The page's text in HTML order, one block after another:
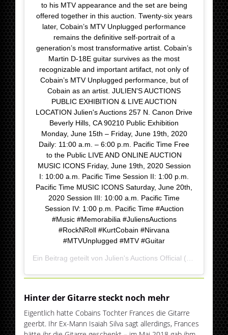
to his MTV appearance and the set are being
offered together in this auction. Twenty-six years
later, Cobain’s MTV Unplugged performance
remains the definitive self-portrait of a
generation’s most transformative artist. Cobain’s
Martin D-18E guitar survives as the most
recognizable and important artifact, not only of
Cobain’s MTV Unplugged performance, but of
Cobain as an artist. JULIEN'S AUCTIONS
PUBLIC EXHIBITION & LIVE AUCTION
LOCATION Julien's Auctions 257 N. Canon Drive
Beverly Hills, CA 90210 Public Exhibition
Monday, June 15th – Friday, June 19th, 2020
Daily: 11:00 a.m. – 6:00 p.m. Pacific Time Free
to the Public LIVE AND ONLINE AUCTION
MUSIC ICONS Friday, June 19th, 2020 Session
I: 10:00 a.m. Pacific Time Session II: 1:00 p.m.
Pacific Time MUSIC ICONS Saturday, June 20th,
2020 Session III: 10:00 a.m. Pacific Time
Session IV: 1:00 p.m. Pacific Time #Auction
#Music #Memorabilia #JuliensAuctions
#RockNRoll #KurtCobain #Nirvana
#MTVUnplugged #MTV #Guitar
Ein Beitrag geteilt vonJulien's Auctions Official (@juliens_auctions) am
Hinter der Gitarre steckt noch mehr
Eigentlich hatte Cobains Tochter Frances die Gitarre
geerbt. Ihr Ex-Mann Isaiah Silva sagt allerdings, Frances